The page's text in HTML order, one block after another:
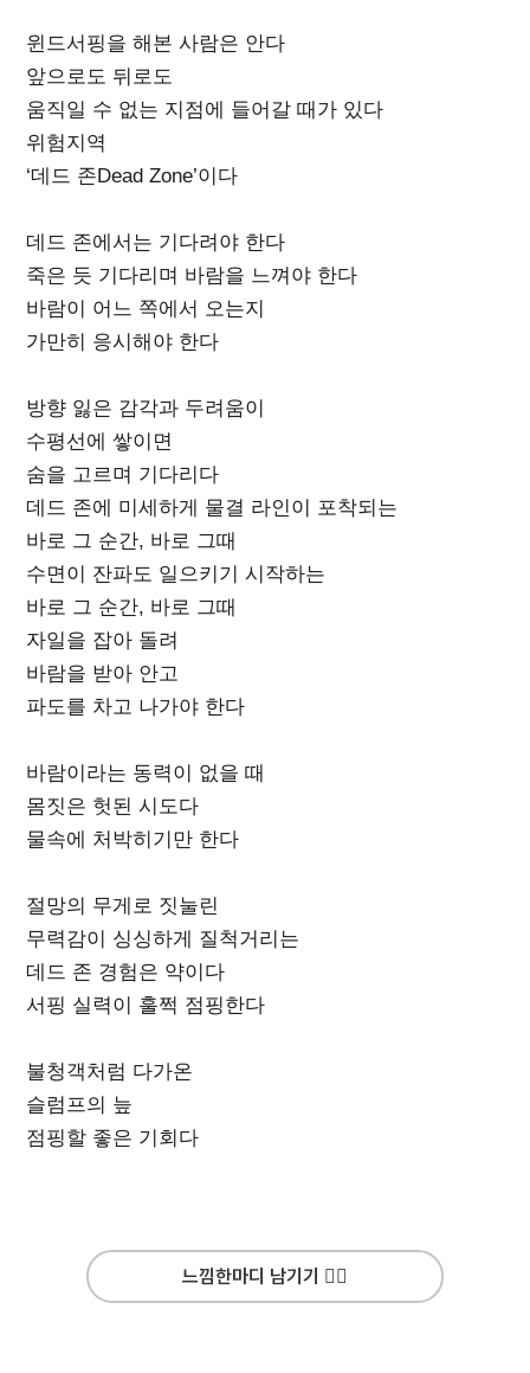
윈드서핑을 해본 사람은 안다
앞으로도 뒤로도
움직일 수 없는 지점에 들어갈 때가 있다
위험지역
‘데드 존Dead Zone’이다
데드 존에서는 기다려야 한다
죽은 듯 기다리며 바람을 느껴야 한다
바람이 어느 쪽에서 오는지
가만히 응시해야 한다
방향 잃은 감각과 두려움이
수평선에 쌓이면
숨을 고르며 기다리다
데드 존에 미세하게 물결 라인이 포착되는
바로 그 순간, 바로 그때
수면이 잔파도 일으키기 시작하는
바로 그 순간, 바로 그때
자일을 잡아 돌려
바람을 받아 안고
파도를 차고 나가야 한다
바람이라는 동력이 없을 때
몸짓은 헛된 시도다
물속에 처박히기만 한다
절망의 무게로 짓눌린
무력감이 싱싱하게 질척거리는
데드 존 경험은 약이다
서핑 실력이 훌쩍 점핑한다
불청객처럼 다가온
슬럼프의 늪
점핑할 좋은 기회다
느낌한마디 남기기 ✍🏻